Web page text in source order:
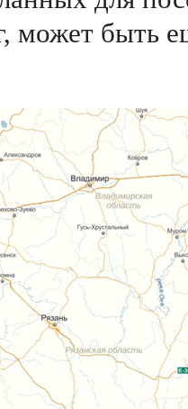
может быть